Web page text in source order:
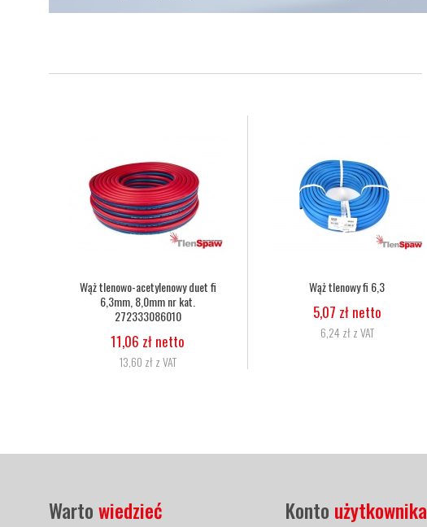
Wąż tlenowo-acetylenowy duet fi
6,3mm, 8,0mm nr kat.
272333086010
11,06 zł netto
13,60 zł z VAT
Wąż tlenowy fi 6,3
5,07 zł netto
6,24 zł z VAT
Wartowiedzieć Konto użytkownika